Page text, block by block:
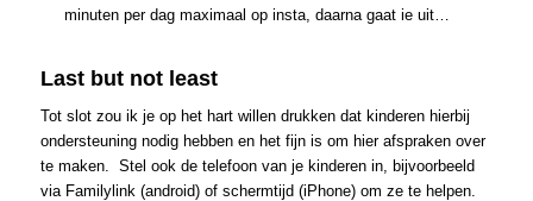
minuten per dag maximaal op insta, daarna gaat ie uit…
Last but not least
Tot slot zou ik je op het hart willen drukken dat kinderen hierbij
ondersteuning nodig hebben en het fijn is om hier afspraken over
te maken. Stel ook de telefoon van je kinderen in, bijvoorbeeld
via Familylink (android) of schermtijd (iPhone) om ze te helpen.